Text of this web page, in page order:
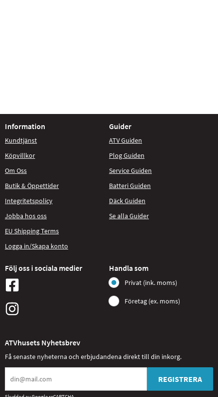
Information
Kundtjänst
Köpvillkor
Om Oss
Butik & Öppettider
Integritetspolicy
Jobba hos oss
EU Shipping Terms
Logga in/Skapa konto
Guider
ATV Guiden
Plog Guiden
Service Guiden
Batteri Guiden
Däck Guiden
Se alla Guider
Följ oss i sociala medier Handla som
Privat (ink. moms)
Företag (ex. moms)
ATVhusets Nyhetsbrev
Få senaste nyheterna och erbjudandena direkt till din inkorg.
REGISTRERA